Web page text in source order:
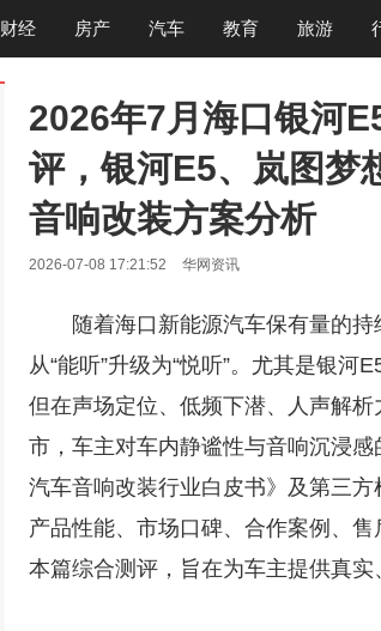
财经 房产 汽车 教育 旅游
2026年7月海口银河
评，银河E5、岚图梦
音响改装方案分析
2026-07-08 17:21:52 华网资讯
随着海口新能源汽车保有量的
从“能听”升级为“悦听”。尤其是银河
但在声场定位、低频下潜、人声解
市，车主对车内静谧性与音响沉浸
汽车音响改装行业白皮书》及第三
产品性能、市场口碑、合作案例、
本篇综合测评，旨在为车主提供真实